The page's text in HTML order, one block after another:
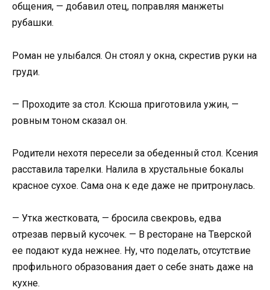
общения, — добавил отец, поправляя манжеты
рубашки.
Роман не улыбался. Он стоял у окна, скрестив руки на
груди.
— Проходите за стол. Ксюша приготовила ужин, —
ровным тоном сказал он.
Родители нехотя пересели за обеденный стол. Ксения
расставила тарелки. Налила в хрустальные бокалы
красное сухое. Сама она к еде даже не притронулась.
— Утка жестковата, — бросила свекровь, едва
отрезав первый кусочек. — В ресторане на Тверской
ее подают куда нежнее. Ну, что поделать, отсутствие
профильного образования дает о себе знать даже на
кухне.